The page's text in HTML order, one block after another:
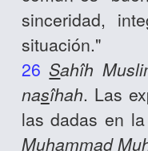
sinceridad,
situación."
26 Sahîh
nasîhah. Las
las dadas en
Muhammad